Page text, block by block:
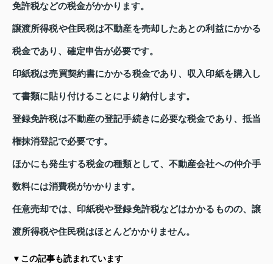
免許税などの税金がかかります。
譲渡所得税や住民税は不動産を売却したあとの利益にかかる
税金であり、確定申告が必要です。
印紙税は売買契約書にかかる税金であり、収入印紙を購入し
て書類に貼り付けることにより納付します。
登録免許税は不動産の登記手続きに必要な税金であり、抵当
権抹消登記で必要です。
ほかにも発生する税金の種類として、不動産会社への仲介手
数料には消費税がかかります。
任意売却では、印紙税や登録免許税などはかかるものの、譲
渡所得税や住民税はほとんどかかりません。
▼この記事も読まれています